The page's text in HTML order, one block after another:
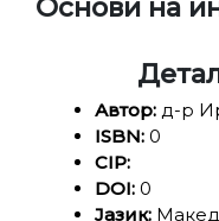
Основи на
Автор:д-р
ISBN:0
CIP:
DOI:0
Јазик: